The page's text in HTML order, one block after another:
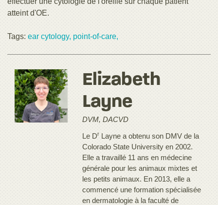
atteint d'OE.
Tags: ear cytology, point-of-care,
Elizabeth
Layne
DVM, DACVD
Le Dr Layne a obtenu son DMV de la
Colorado State University en 2002.
Elle a travaillé 11 ans en médecine
générale pour les animaux mixtes et
les petits animaux. En 2013, elle a
commencé une formation spécialisée
en dermatologie à la faculté de